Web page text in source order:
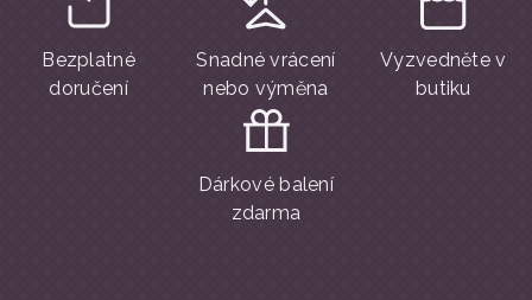
Bezplatné
doručení
Snadné vrácení
nebo výměna
Vyzvedněte v
butiku
Dárkové balení
zdarma